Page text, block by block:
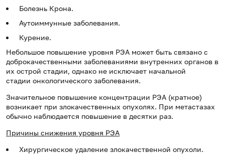
Болезнь Крона.
Аутоиммунные заболевания.
Курение.
Небольшое повышение уровня РЭА может быть связано с
доброкачественными заболеваниями внутренних органов в
их острой стадии, однако не исключает начальной
стадии онкологического заболевания.
Значительное повышение концентрации РЭА (кратное)
возникает при злокачественных опухолях. При метастазах
обычно наблюдается повышение в десятки раз.
Причины снижения уровня РЭА
Хирургическое удаление злокачественной опухоли.